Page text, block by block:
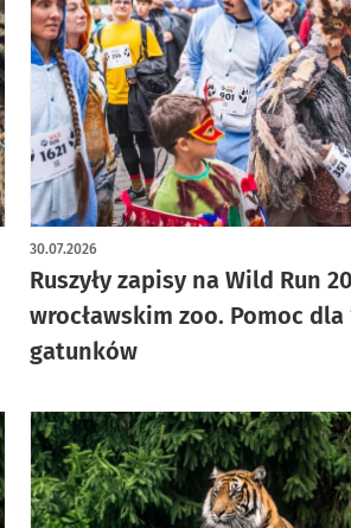
Ruszyły zapisy na Wild Run
wrocławskim zoo. Pomoc dla
gatunków
30.07.2026